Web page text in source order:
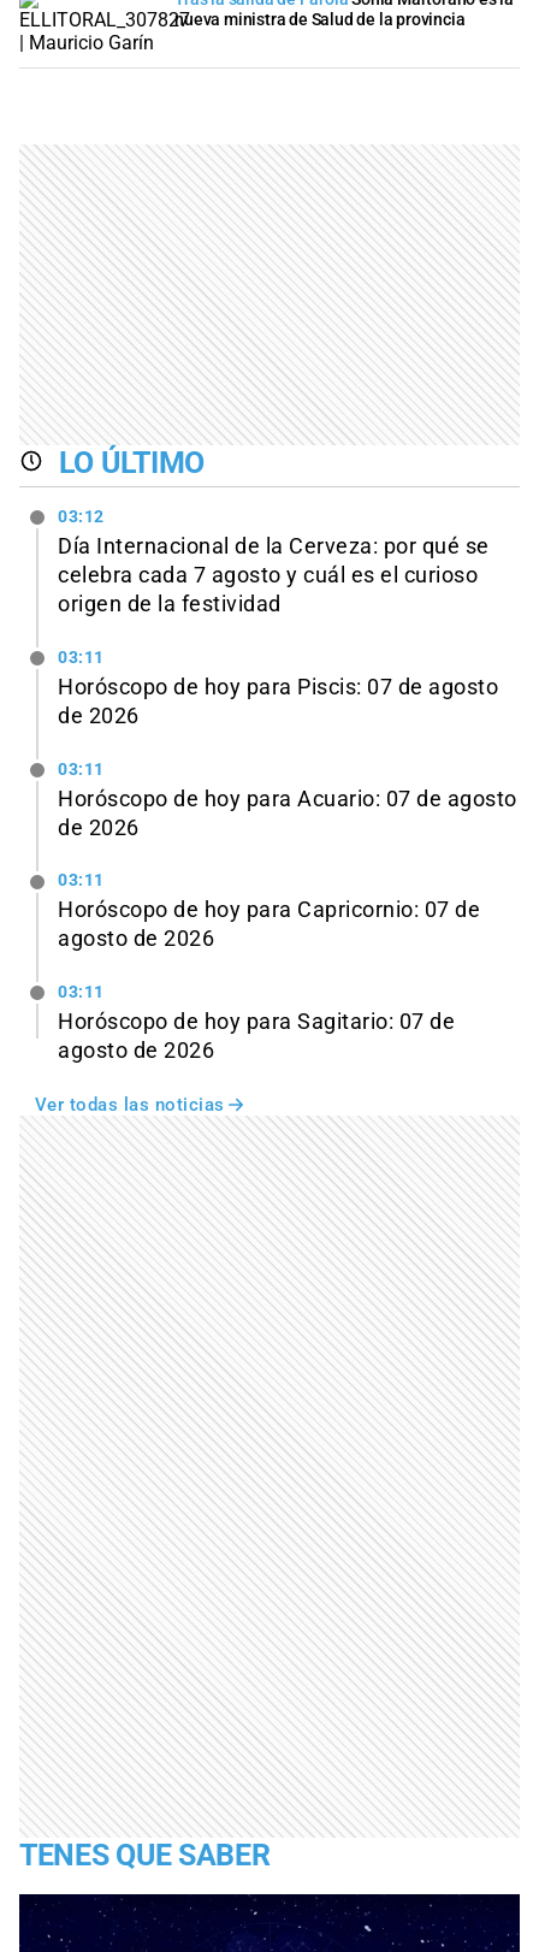
nueva ministra de Salud de la provincia
LO ÚLTIMO
03:12
Día Internacional de la Cerveza: por qué se
celebra cada 7 agosto y cuál es el curioso
origen de la festividad
03:11
Horóscopo de hoy para Piscis: 07 de agosto
de 2026
03:11
Horóscopo de hoy para Acuario: 07 de agosto
de 2026
03:11
Horóscopo de hoy para Capricornio: 07 de
agosto de 2026
03:11
Horóscopo de hoy para Sagitario: 07 de
agosto de 2026
Ver todas las noticias
TENES QUE SABER